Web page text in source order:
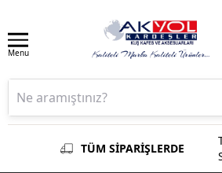
Menu
TÜM SİPARİŞLERDE